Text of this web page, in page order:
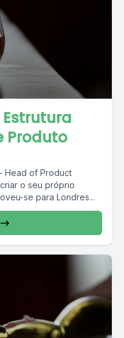
Produto
Head of Product
o seu próprio
se para Londres...